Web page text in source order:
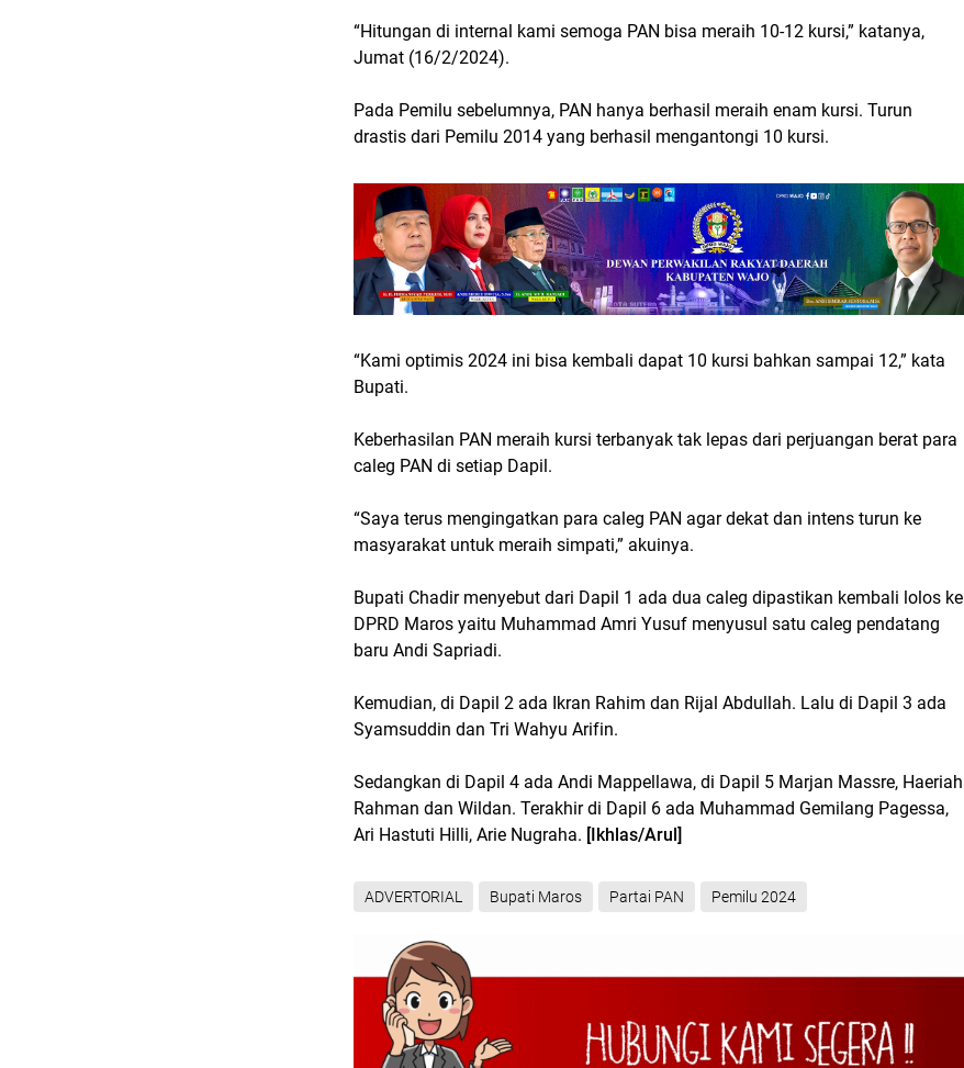
“Hitungan di internal kami semoga PAN bisa meraih 10-12 kursi,” katanya,
Jumat (16/2/2024).
Pada Pemilu sebelumnya, PAN hanya berhasil meraih enam kursi. Turun
drastis dari Pemilu 2014 yang berhasil mengantongi 10 kursi.
“Kami optimis 2024 ini bisa kembali dapat 10 kursi bahkan sampai 12,” kata
Bupati.
Keberhasilan PAN meraih kursi terbanyak tak lepas dari perjuangan berat para
caleg PAN di setiap Dapil.
“Saya terus mengingatkan para caleg PAN agar dekat dan intens turun ke
masyarakat untuk meraih simpati,” akuinya.
Bupati Chadir menyebut dari Dapil 1 ada dua caleg dipastikan kembali lolos ke
DPRD Maros yaitu Muhammad Amri Yusuf menyusul satu caleg pendatang
baru Andi Sapriadi.
Kemudian, di Dapil 2 ada Ikran Rahim dan Rijal Abdullah. Lalu di Dapil 3 ada
Syamsuddin dan Tri Wahyu Arifin.
Sedangkan di Dapil 4 ada Andi Mappellawa, di Dapil 5 Marjan Massre, Haeriah
Rahman dan Wildan. Terakhir di Dapil 6 ada Muhammad Gemilang Pagessa,
Ari Hastuti Hilli, Arie Nugraha. [Ikhlas/Arul]
ADVERTORIAL Bupati Maros Partai PAN Pemilu 2024